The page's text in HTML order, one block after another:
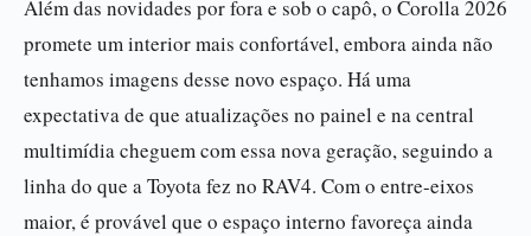
Além das novidades por fora e sob o capô, o Corolla 2026
promete um interior mais confortável, embora ainda não
tenhamos imagens desse novo espaço. Há uma
expectativa de que atualizações no painel e na central
multimídia cheguem com essa nova geração, seguindo a
linha do que a Toyota fez no RAV4. Com o entre-eixos
maior, é provável que o espaço interno favoreça ainda